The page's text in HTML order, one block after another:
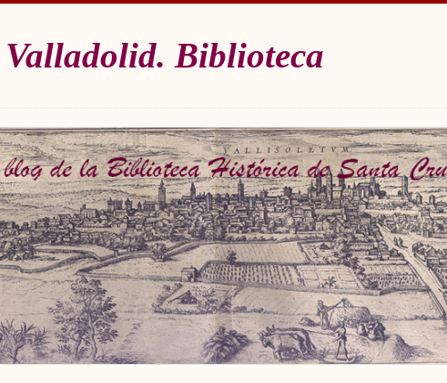
Biblioteca